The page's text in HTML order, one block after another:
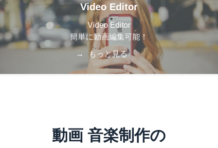
Video Editor
Video Editor
簡単に動画編集可能！
もっと見る
動画 音楽制作の